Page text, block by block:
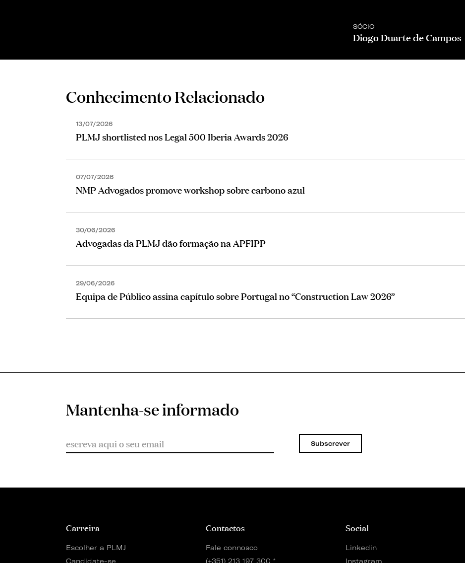
SÓCIO
Diogo Duarte de Campos
Conhecimento Relacionado
13/07/2026
PLMJ shortlisted nos Legal 500 Iberia Awards 2026
07/07/2026
NMP Advogados promove workshop sobre carbono azul
30/06/2026
Advogadas da PLMJ dão formação na APFIPP
29/06/2026
Equipa de Público assina capítulo sobre Portugal no “Construction Law 2026”
Mantenha-se informado
Subscrever
Carreira
Escolher a PLMJ
Candidate-se
Contactos
Fale connosco
(+351) 213 197 300 *
Social
Linkedin
Instagram